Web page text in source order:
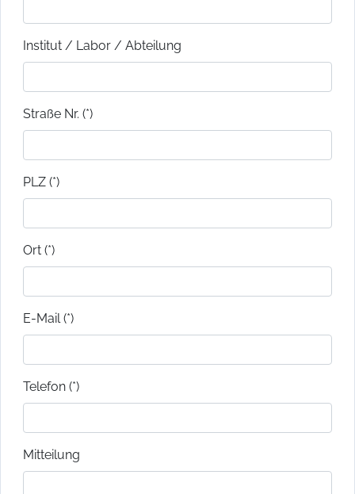
Institut / Labor / Abteilung
Straße Nr. (*)
PLZ (*)
Ort (*)
E-Mail (*)
Telefon (*)
Mitteilung